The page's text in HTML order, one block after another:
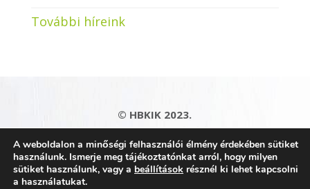
További híreink
© HBKIK 2023.
Adatkezelési tájékoztató|Impresszum|
Kapcsolat|Honlaptérkép
A weboldalon a minőségi felhasználói élmény érdekében sütiket
használunk. Ismerje meg tájékoztatónkat arról, hogy milyen
sütiket használunk, vagy a beállítások résznél ki lehet kapcsolni
a használatukat.